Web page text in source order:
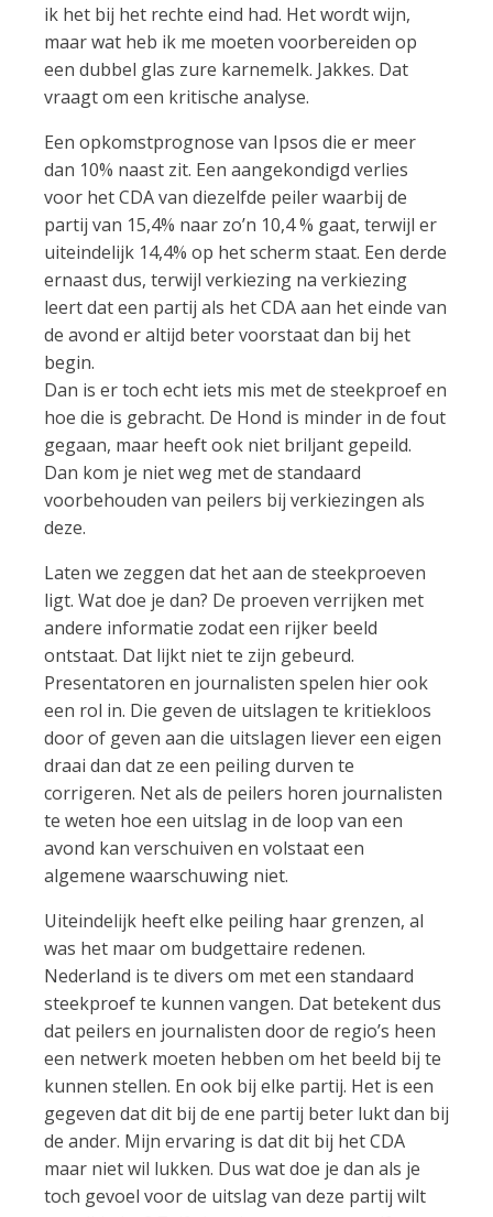
ik het bij het rechte eind had. Het wordt wijn,
maar wat heb ik me moeten voorbereiden op
een dubbel glas zure karnemelk. Jakkes. Dat
vraagt om een kritische analyse.
Een opkomstprognose van Ipsos die er meer
dan 10% naast zit. Een aangekondigd verlies
voor het CDA van diezelfde peiler waarbij de
partij van 15,4% naar zo’n 10,4 % gaat, terwijl er
uiteindelijk 14,4% op het scherm staat. Een derde
ernaast dus, terwijl verkiezing na verkiezing
leert dat een partij als het CDA aan het einde van
de avond er altijd beter voorstaat dan bij het
begin.
Dan is er toch echt iets mis met de steekproef en
hoe die is gebracht. De Hond is minder in de fout
gegaan, maar heeft ook niet briljant gepeild.
Dan kom je niet weg met de standaard
voorbehouden van peilers bij verkiezingen als
deze.
Laten we zeggen dat het aan de steekproeven
ligt. Wat doe je dan? De proeven verrijken met
andere informatie zodat een rijker beeld
ontstaat. Dat lijkt niet te zijn gebeurd.
Presentatoren en journalisten spelen hier ook
een rol in. Die geven de uitslagen te kritiekloos
door of geven aan die uitslagen liever een eigen
draai dan dat ze een peiling durven te
corrigeren. Net als de peilers horen journalisten
te weten hoe een uitslag in de loop van een
avond kan verschuiven en volstaat een
algemene waarschuwing niet.
Uiteindelijk heeft elke peiling haar grenzen, al
was het maar om budgettaire redenen.
Nederland is te divers om met een standaard
steekproef te kunnen vangen. Dat betekent dus
dat peilers en journalisten door de regio’s heen
een netwerk moeten hebben om het beeld bij te
kunnen stellen. En ook bij elke partij. Het is een
gegeven dat dit bij de ene partij beter lukt dan bij
de ander. Mijn ervaring is dat dit bij het CDA
maar niet wil lukken. Dus wat doe je dan als je
toch gevoel voor de uitslag van deze partij wilt